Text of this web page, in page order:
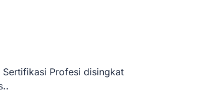
Sertifikasi Profesi disingkat